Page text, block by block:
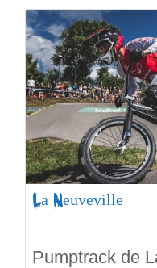
La Neuveville
Pumptrack de